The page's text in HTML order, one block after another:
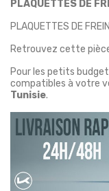
PLAQUETTES DE
PLAQUETTES DE
Retrouvez cette
Pour les petits
compatibles à votre
Tunisie.